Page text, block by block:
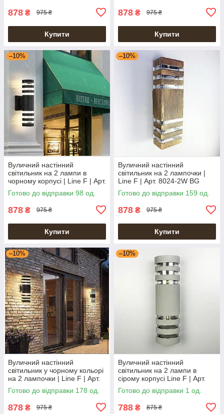
878 ₴ 975 ₴
Купити
878 ₴ 975 ₴
Купити
–10%
Вуличний настінний
світильник на 2 лампи в
чорному корпусі | Line F | Арт.
8021-2W BK
Готово до відправки 98 од.
878 ₴ 975 ₴
Купити
–10%
Вуличний настінний
світильник на 2 лампочки |
Line F | Арт. 8024-2W BG
Готово до відправки 159 од.
878 ₴ 975 ₴
Купити
–10%
Вуличний настінний
світильник у чорному кольорі
на 2 лампочки | Line F | Арт.
8024-2W BK
Готово до відправки 178 од.
878 ₴ 975 ₴
–10%
Вуличний настінний
світильник на 2 лампи в
сірому корпусі Line F | Арт.
8021-2W GR
Готово до відправки 1 од.
788 ₴ 875 ₴